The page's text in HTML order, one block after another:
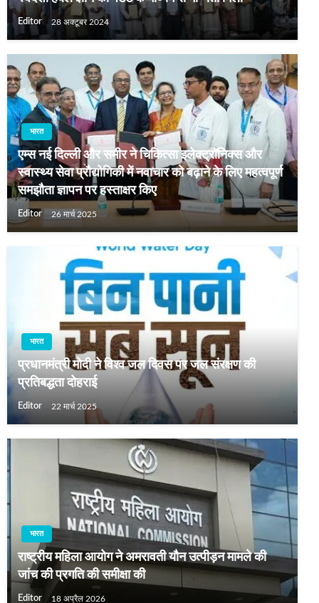
Editor 28 अक्टूबर 2024
भारत
एम्स नई दिल्ली और समीर ने चिकित्सा इलेक्ट्रॉनिक्स और
स्वास्थ्य सेवा प्रौद्योगिकी में नवाचार को बढ़ाने के लिए महत्‍वपूर्ण
समझौता ज्ञापन पर हस्ताक्षर किए
Editor 26 मार्च 2025
भारत
प्रधानमंत्री मोदी ने विश्व जल दिवस पर जल संरक्षण की
प्रतिबद्धता दोहराई
Editor 22 मार्च 2025
भारत
राष्ट्रीय महिला आयोग ने अमरावती यौन उत्पीड़न मामले की
जांच की प्रगति की समीक्षा की
Editor 18 अप्रैल 2026